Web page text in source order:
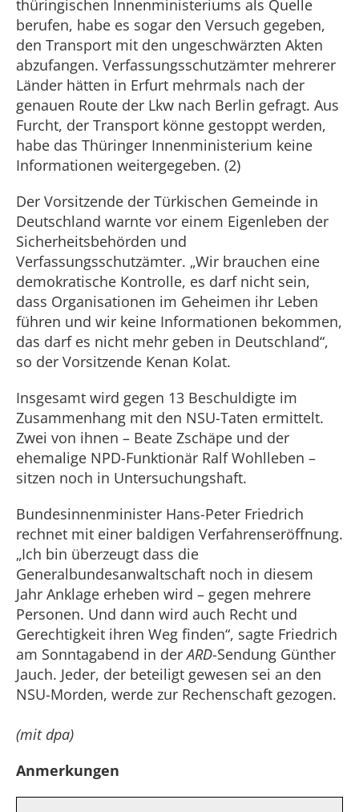
thüringischen Innenministeriums als Quelle
berufen, habe es sogar den Versuch gegeben,
den Transport mit den ungeschwärzten Akten
abzufangen. Verfassungsschutzämter mehrerer
Länder hätten in Erfurt mehrmals nach der
genauen Route der Lkw nach Berlin gefragt. Aus
Furcht, der Transport könne gestoppt werden,
habe das Thüringer Innenministerium keine
Informationen weitergegeben. (2)
Der Vorsitzende der Türkischen Gemeinde in
Deutschland warnte vor einem Eigenleben der
Sicherheitsbehörden und
Verfassungsschutzämter. „Wir brauchen eine
demokratische Kontrolle, es darf nicht sein,
dass Organisationen im Geheimen ihr Leben
führen und wir keine Informationen bekommen,
das darf es nicht mehr geben in Deutschland“,
so der Vorsitzende Kenan Kolat.
Insgesamt wird gegen 13 Beschuldigte im
Zusammenhang mit den NSU-Taten ermittelt.
Zwei von ihnen – Beate Zschäpe und der
ehemalige NPD-Funktionär Ralf Wohlleben –
sitzen noch in Untersuchungshaft.
Bundesinnenminister Hans-Peter Friedrich
rechnet mit einer baldigen Verfahrenseröffnung.
„Ich bin überzeugt dass die
Generalbundesanwaltschaft noch in diesem
Jahr Anklage erheben wird – gegen mehrere
Personen. Und dann wird auch Recht und
Gerechtigkeit ihren Weg finden“, sagte Friedrich
am Sonntagabend in derARD-Sendung Günther
Jauch. Jeder, der beteiligt gewesen sei an den
NSU-Morden, werde zur Rechenschaft gezogen.
(mit dpa)
Anmerkungen